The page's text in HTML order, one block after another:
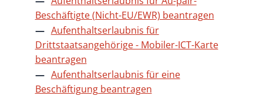
Beschäftigte (Nicht-EU/EWR) beantragen
Aufenthaltserlaubnis für
Drittstaatsangehörige - Mobiler-ICT-Karte
beantragen
Aufenthaltserlaubnis für eine
Beschäftigung beantragen